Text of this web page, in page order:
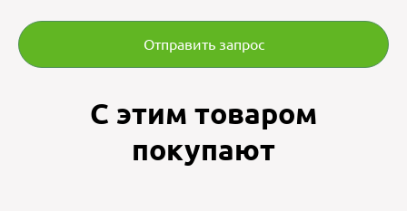
Отправить запрос
С этим товаром
покупают